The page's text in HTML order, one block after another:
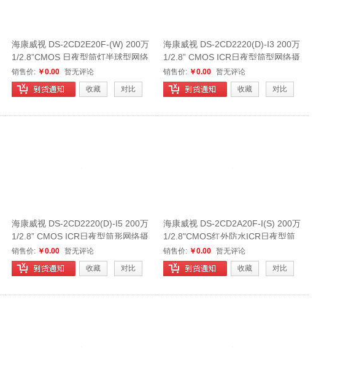
海康威视 DS-2CD2E20F-(W) 200万
1/2.8”CMOS 日夜型筒灯半球型网络
摄像机
销售价: ￥0.00 暂无评论
收藏
对比
海康威视 DS-2CD2220(D)-I3 200万
1/2.8” CMOS ICR日夜型筒型网络摄
像机
销售价: ￥0.00 暂无评论
收藏
对比
海康威视 DS-2CD2220(D)-I5 200万
1/2.8” CMOS ICR日夜型筒形网络摄
像机
销售价: ￥0.00 暂无评论
收藏
对比
海康威视 DS-2CD2A20F-I(S) 200万
1/2.8"CMOS红外防水ICR日夜型筒
型网络摄像机
销售价: ￥0.00 暂无评论
收藏
对比